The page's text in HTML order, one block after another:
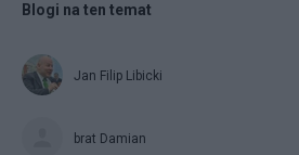
Blogi na ten temat
Jan Filip Libicki
brat Damian